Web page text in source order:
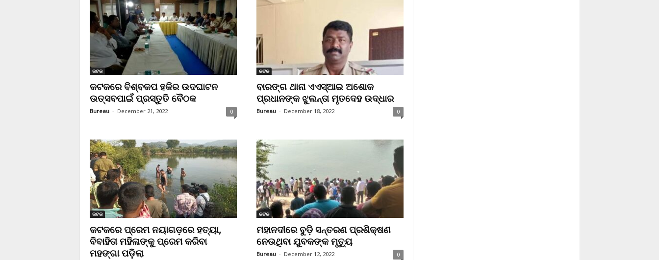
କଟକ
କଟକରେ ବିଶ୍ବକପ ହକିର ଉଦଘାଟନ
ଉତ୍ସବପାଇଁ ପ୍ରସ୍ତୁତି ବୈଠକ
Bureau - December 21, 2022 0
କଟକ
ବାରଙ୍ଗ ଥାନା ଏଏସ୍‌ଆଇ ଅଶୋକ
ପ୍ରଧାନଙ୍କ ଝୁଲନ୍ତା ମୃତଦେହ ଉଦ୍ଧାର
Bureau - December 18, 2022 0
କଟକ
କଟକରେ ପ୍ରେମ ନୟାଗଡ଼ରେ ହତ୍ୟା,
ବିବାହିତା ମହିଳାଙ୍କୁ ପ୍ରେମ କରିବା
ମହଙ୍ଗା ପଡ଼ିଲା
କଟକ
ମହାନଦୀରେ ବୁଡ଼ି ସନ୍ତରଣ ପ୍ରଶିକ୍ଷଣ
ନେଉଥିବା ଯୁବକଙ୍କ ମୃତ୍ୟୁ
Bureau - December 12, 2022 0